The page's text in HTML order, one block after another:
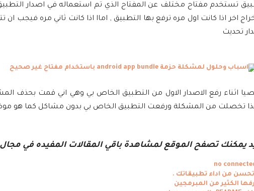
تستخدم مفتاح مختلف عن المفتاح الذي تم استعماله في اصدار
اخر اذا كانت اول مره ترفع بها التطبيق , اماا اذا كانت ثاني مره فيجب ان
تحديث
تخصلت من المشكلة ورفعت التطبيق الخاص بي بدون مشاكل كما هو
يمكنك تصفح الموقع لمشاهدة باقي المقالات المفيده في
الكثير من المبرمجين